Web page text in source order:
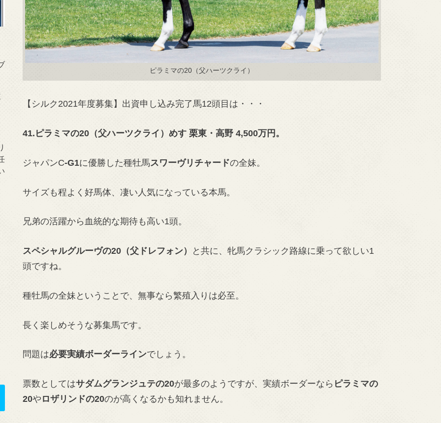
ピラミマの20（父ハーツクライ）
【シルク2021年度募集】出資申し込み完了馬12頭目は・・・
41.ピラミマの20（父ハーツクライ）めす 栗東・高野 4,500万円。
ジャパンC-G1に優勝した種牡馬スワーヴリチャードの全妹。
サイズも程よく好馬体、凄い人気になっている本馬。
兄弟の活躍から血統的な期待も高い1頭。
スペシャルグルーヴの20（父ドレフォン）
と共に、牝馬クラシック路線に乗って欲しい1
頭ですね。
種牡馬の全妹ということで、無事なら繁殖入りは必至。
長く楽しめそうな募集馬です。
問題は必要実績ボーダーラインでしょう。
票数としてはサダムグランジュテの20が最多のようですが、実績ボーダーなら ピラミマの
20や ロザリンドの20のが高くなるかも知れません。